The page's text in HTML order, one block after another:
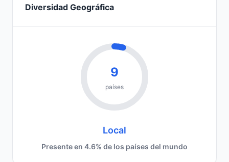
Diversidad Geográfica
9
países
Local
Presente en 4.6% de los países del mundo